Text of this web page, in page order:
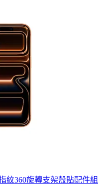
紋360旋轉支架殼貼配件組